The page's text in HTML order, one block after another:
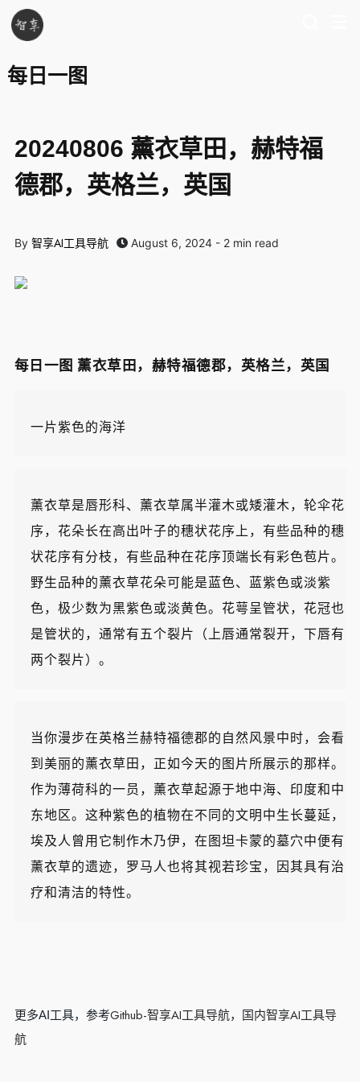
每日一图
20240806 薰衣草田，赫特福
德郡，英格兰，英国
By 智享AI工具导航 August 6, 2024 - 2 min read
每日一图 薰衣草田，赫特福德郡，英格兰，英国
一片紫色的海洋
薰衣草是唇形科、薰衣草属半灌木或矮灌木，轮伞花
序，花朵长在高出叶子的穗状花序上，有些品种的穗
状花序有分枝，有些品种在花序顶端长有彩色苞片。
野生品种的薰衣草花朵可能是蓝色、蓝紫色或淡紫
色，极少数为黑紫色或淡黄色。花萼呈管状，花冠也
是管状的，通常有五个裂片（上唇通常裂开，下唇有
两个裂片）。
当你漫步在英格兰赫特福德郡的自然风景中时，会看
到美丽的薰衣草田，正如今天的图片所展示的那样。
作为薄荷科的一员，薰衣草起源于地中海、印度和中
东地区。这种紫色的植物在不同的文明中生长蔓延，
埃及人曾用它制作木乃伊，在图坦卡蒙的墓穴中便有
薰衣草的遗迹，罗马人也将其视若珍宝，因其具有治
疗和清洁的特性。
更多AI工具，参考Github-智享AI工具导航， 国内智享AI工具导
航